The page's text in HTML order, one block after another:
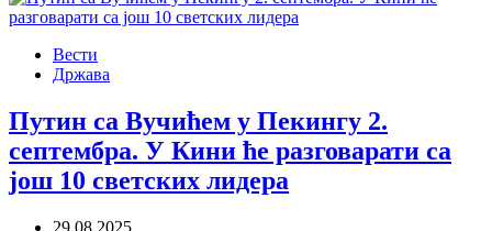
Вести
Држава
Путин са Вучићем у Пекингу 2.
септембра. У Кини ће разговарати са
још 10 светских лидера
29.08.2025